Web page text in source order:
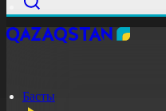
Басты